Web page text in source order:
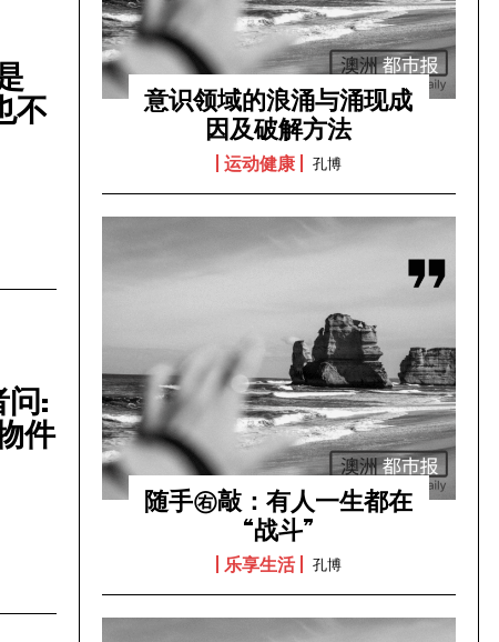
不
问:
件
意识领域的浪涌与涌现成
因及破解方法
运动健康 孔博
随手㊨敲：有人一生都在
“战斗”
乐享生活 孔博